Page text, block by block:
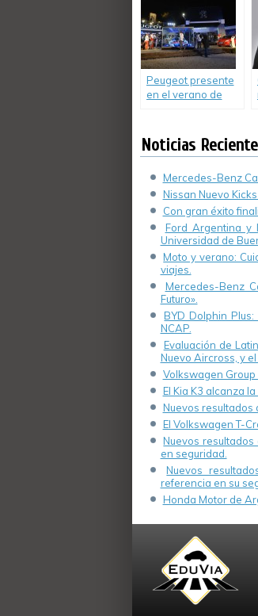
Peugeot presente
en el verano de
Noticias
Mercedes-Benz
Nissan Nuevo
Con gran éxito
Ford Argentina y
Universidad de
Moto y verano:
viajes.
Mercedes-Benz
Futuro».
BYD Dolphin
NCAP.
Evaluación de
Nuevo Aircross, y
Volkswagen
El Kia K3 alcanza
Nuevos resultados
El Volkswagen T-
Nuevos
en seguridad.
Nuevos
referencia en su
Honda Motor de